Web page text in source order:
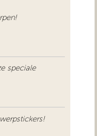
speciale